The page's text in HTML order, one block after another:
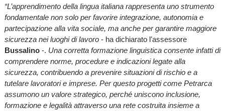
“L’apprendimento della lingua italiana rappresenta uno strumento
fondamentale non solo per favorire integrazione, autonomia e
partecipazione alla vita sociale, ma anche per garantire maggiore
sicurezza nei luoghi di lavoro- ha dichiarato l’assessore
Bussalino-. Una corretta formazione linguistica consente infatti di
comprendere norme, procedure e indicazioni legate alla
sicurezza, contribuendo a prevenire situazioni di rischio e a
tutelare lavoratori e imprese. Per questo progetti come Petrarca
assumono un valore strategico, perché uniscono inclusione,
formazione e legalità attraverso una rete costruita insieme a